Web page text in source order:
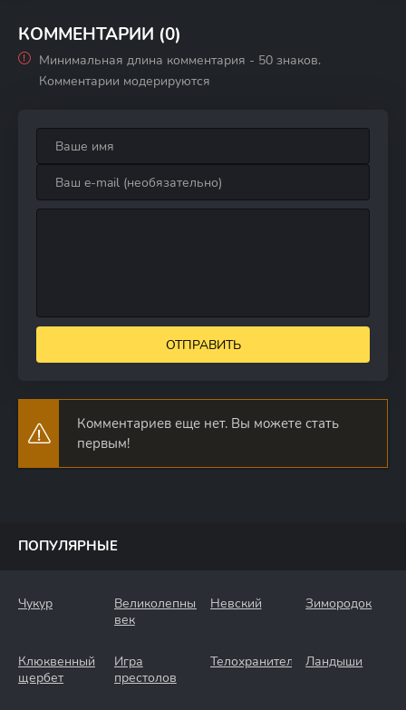
КОММЕНТАРИИ (0)
Минимальная длина комментария - 50 знаков.
Комментарии модерируются
ОТПРАВИТЬ
Комментариев еще нет. Вы можете стать
первым!
ПОПУЛЯРНЫЕ
Чукур
Великолепный
век
Невский Зимородок
Клюквенный
щербет
Игра
престолов
Телохранители Ландыши